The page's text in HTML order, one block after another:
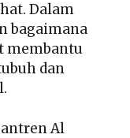
Dalam
bagaimana
membantu
dan
Al